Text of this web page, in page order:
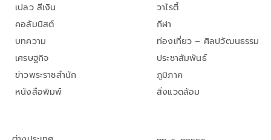
เปลว สีเงิน
คอลัมนิสต์
บทความ
เศรษฐกิจ
ข่าวพระราชสำนัก
หนังสือพิมพ์
วาไรตี้
กีฬา
ท่องเที่ยว – ศิลปวัฒนธรรม
ประชาสัมพันธ์
ภูมิภาค
สิ่งแวดล้อม